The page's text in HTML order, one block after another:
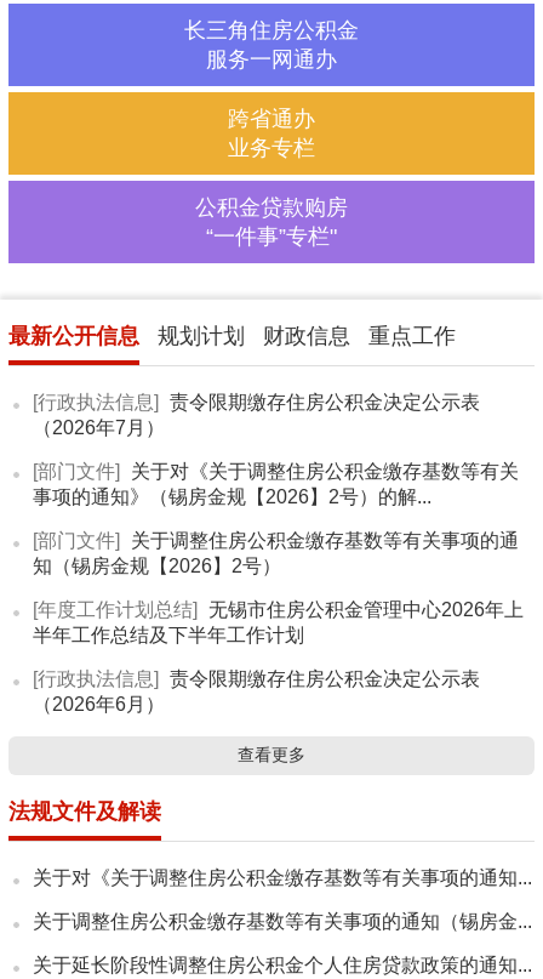
长三角住房公积金
服务一网通办
跨省通办
业务专栏
公积金贷款购房
“一件事”专栏"
最新公开信息 规划计划 财政信息 重点工作
[行政执法信息]
责令限期缴存住房公积金决定公示表
（2026年7月）
[部门文件]
关于对《关于调整住房公积金缴存基数等有关
事项的通知》（锡房金规【2026】2号）的解...
[部门文件]
关于调整住房公积金缴存基数等有关事项的通
知（锡房金规【2026】2号）
[年度工作计划总结]
无锡市住房公积金管理中心2026年上
半年工作总结及下半年工作计划
[行政执法信息]
责令限期缴存住房公积金决定公示表
（2026年6月）
查看更多
法规文件及解读
关于对《关于调整住房公积金缴存基数等有关事项的通知...
关于调整住房公积金缴存基数等有关事项的通知（锡房金...
关于延长阶段性调整住房公积金个人住房贷款政策的通知...